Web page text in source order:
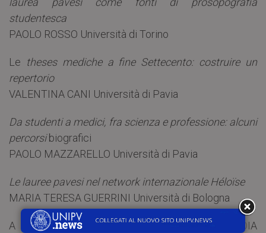
studentesca
PAOLO ROSSO Università di Torino
Le theses mediche a fine Settecento: costruire un
repertorio
VALENTINA CANI Università di Pavia
Da studenti a medici, fra scienza e professione: alcuni
percorsibiografici
PAOLO MAZZARELLO Università di Pavia
Le lauree pavesi nel network internazionale Héloïse
MARIA TERESA GUERRINI Università di Bologna
A cura di GIANPAOLO ANGELINI, CLAUDIA